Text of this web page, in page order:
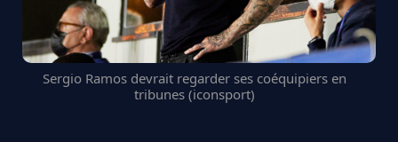
Sergio Ramos devrait regarder ses coéquipiers en
tribunes (iconsport)